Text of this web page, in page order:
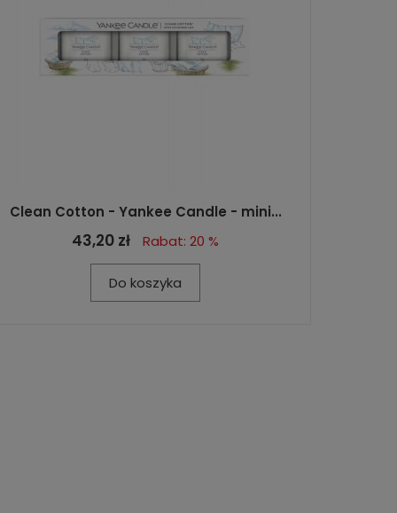
Clean Cotton - Yankee Candle - mini...
43,20 zł Rabat: 20 %
Do koszyka